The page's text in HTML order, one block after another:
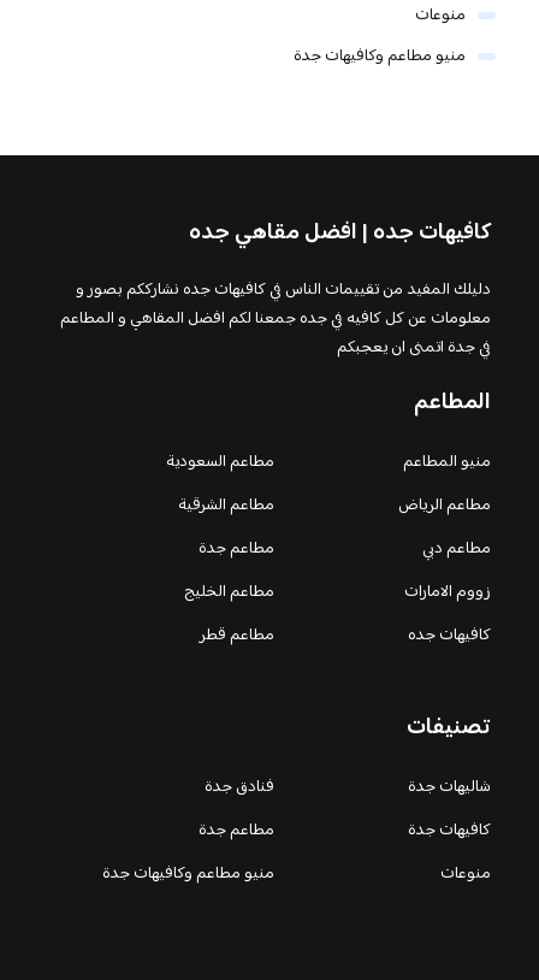
منوعات
منيو مطاعم وكافيهات جدة
كافيهات جده | افضل مقاهي جده
دليلك المفيد من تقييمات الناس في كافيهات جده نشارككم بصور و
معلومات عن كل كافيه في جده جمعنا لكم افضل المقاهي و المطاعم
في جدة اتمنى ان يعجبكم
المطاعم
منيو المطاعم
مطاعم السعودية
مطاعم الرياض
مطاعم الشرقية
مطاعم دبي
مطاعم جدة
زووم الامارات
مطاعم الخليج
كافيهات جده
مطاعم قطر
تصنيفات
شاليهات جدة
فنادق جدة
كافيهات جدة
مطاعم جدة
منوعات
منيو مطاعم وكافيهات جدة